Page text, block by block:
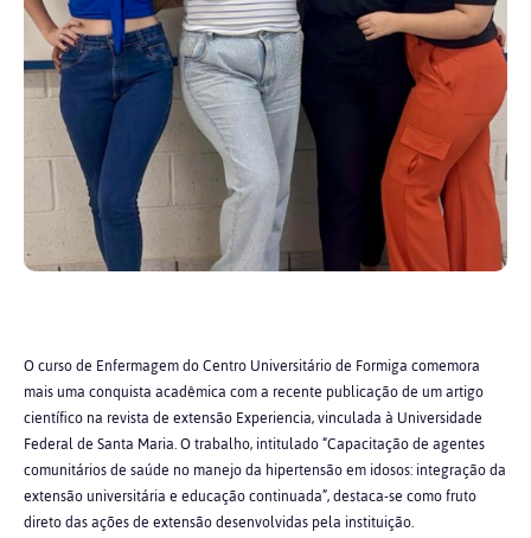
O curso de Enfermagem do Centro Universitário de Formiga comemora
mais uma conquista acadêmica com a recente publicação de um artigo
científico na revista de extensão Experiencia, vinculada à Universidade
Federal de Santa Maria. O trabalho, intitulado “Capacitação de agentes
comunitários de saúde no manejo da hipertensão em idosos: integração da
extensão universitária e educação continuada”, destaca-se como fruto
direto das ações de extensão desenvolvidas pela instituição.